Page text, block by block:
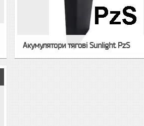
Акумулятори тягові Sunlight PzS